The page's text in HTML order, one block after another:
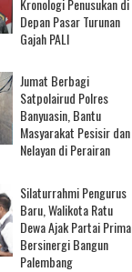
Kronologi Penusukan di
Depan Pasar Turunan
Gajah PALI
Jumat Berbagi
Satpolairud Polres
Banyuasin, Bantu
Masyarakat Pesisir dan
Nelayan di Perairan
Silaturrahmi Pengurus
Baru, Walikota Ratu
Dewa Ajak Partai Prima
Bersinergi Bangun
Palembang